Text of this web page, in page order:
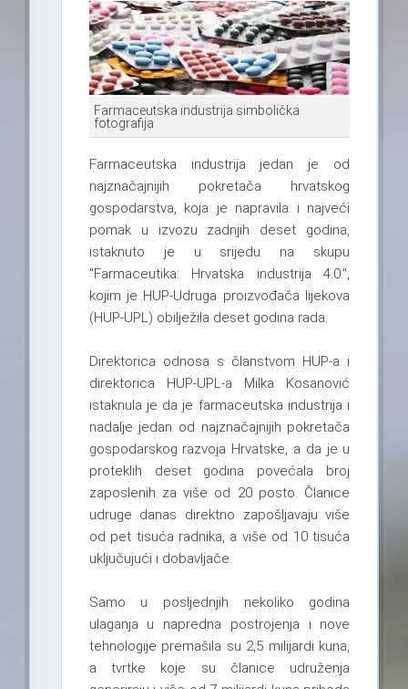
Farmaceutska industrija simbolička
fotografija
Farmaceutska industrija jedan je od
najznačajnijih pokretača hrvatskog
gospodarstva, koja je napravila i najveći
pomak u izvozu zadnjih deset godina,
istaknuto je u srijedu na skupu
"Farmaceutika: Hrvatska industrija 4.0.",
kojim je HUP-Udruga proizvođača lijekova
(HUP-UPL) obilježila deset godina rada.
Direktorica odnosa s članstvom HUP-a i
direktorica HUP-UPL-a Milka Kosanović
istaknula je da je farmaceutska industrija i
nadalje jedan od najznačajnijih pokretača
gospodarskog razvoja Hrvatske, a da je u
proteklih deset godina povećala broj
zaposlenih za više od 20 posto. Članice
udruge danas direktno zapošljavaju više
od pet tisuća radnika, a više od 10 tisuća
uključujući i dobavljače.
Samo u posljednjih nekoliko godina
ulaganja u napredna postrojenja i nove
tehnologije premašila su 2,5 milijardi kuna,
a tvrtke koje su članice udruženja